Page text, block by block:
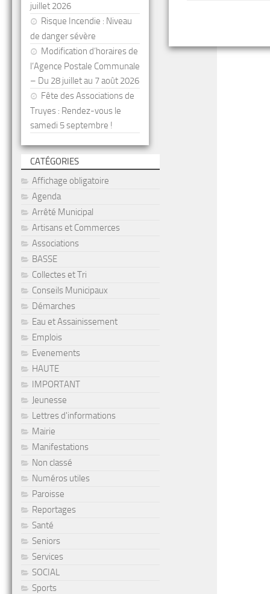
juillet 2026
Risque Incendie : Niveau
de danger sévère
Modification d’horaires de
l’Agence Postale Communale
– Du 28 juillet au 7 août 2026
Fête des Associations de
Truyes : Rendez-vous le
samedi 5 septembre !
CATÉGORIES
Affichage obligatoire
Agenda
Arrêté Municipal
Artisans et Commerces
Associations
BASSE
Collectes et Tri
Conseils Municipaux
Démarches
Eau et Assainissement
Emplois
Evenements
HAUTE
IMPORTANT
Jeunesse
Lettres d'informations
Mairie
Manifestations
Non classé
Numéros utiles
Paroisse
Reportages
Santé
Seniors
Services
SOCIAL
Sports